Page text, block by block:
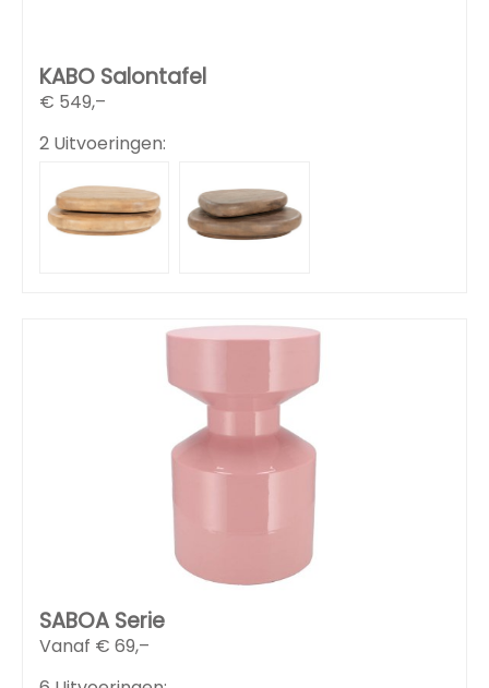
KABO Salontafel
€ 549,–
2 Uitvoeringen:
SABOA Serie
Vanaf € 69,–